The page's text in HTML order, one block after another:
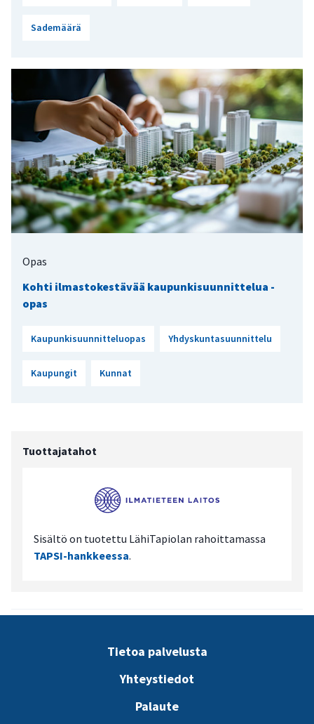
Sademäärä
Opas
Kohti ilmastokestävää kaupunkisuunnittelua -
opas
Kaupunkisuunnitteluopas Yhdyskuntasuunnittelu
Kaupungit Kunnat
Tuottajatahot
Sisältö on tuotettu LähiTapiolan rahoittamassa
TAPSI-hankkeessa.
Tietoa palvelusta
Yhteystiedot
Palaute